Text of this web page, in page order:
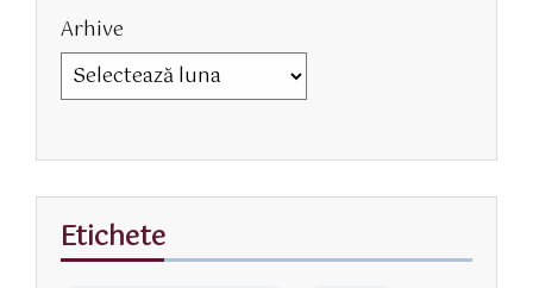
Arhive
Etichete